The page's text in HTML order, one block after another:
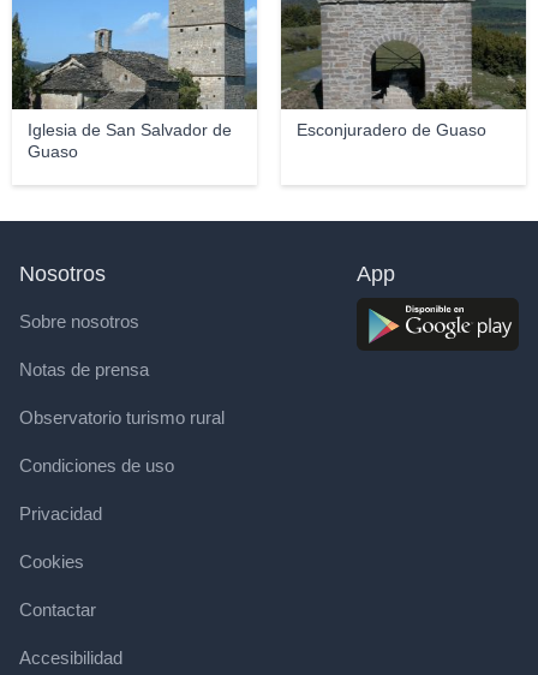
Iglesia de San Salvador de
Guaso
Esconjuradero de Guaso
Nosotros
Sobre nosotros
Notas de prensa
Observatorio turismo rural
Condiciones de uso
Privacidad
Cookies
Contactar
Accesibilidad
App